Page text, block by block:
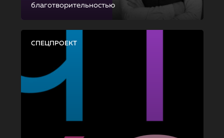
благотворительностью
СПЕЦПРОЕКТ